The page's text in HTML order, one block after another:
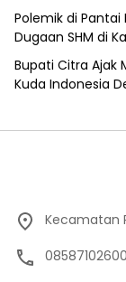
Polemik di Pantai
Dugaan SHM di
Bupati Citra Ajak
Kuda Indonesia
Kecamatan